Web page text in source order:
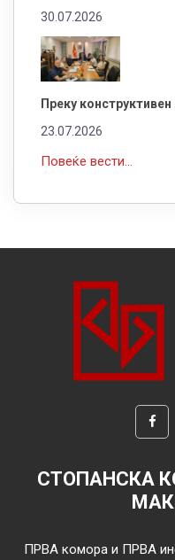
30.07.2026
Преку
23.07.2026
Повеќе вести...
СТОПАНСКА
ПРВА комора и ПРВА